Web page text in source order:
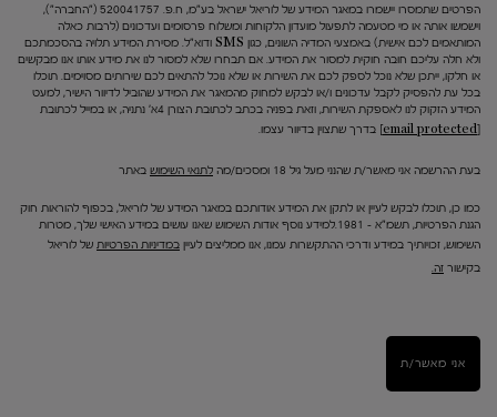
הפרטים שתמסרו יישמרו במאגר המידע של לוריאל ישראל בע"מ, ח.פ. 520041757 ("החברה"),
וישמשו אותה או מי מטעמה לתפעול מועדון הלקוחות ומשלוח פרסומים ועדכונים (לרבות כאלה
המותאמים לכם אישית) באמצעי המדיה השונים, כגון SMS ודוא"ל. מסירת המידע תלויה בהסכמתכם
ולא חלה עליכם חובה חוקית למסור את המידע. אם תבחרו שלא למסור לנו את מידע אותו אנו מבקשים
או חלקו, ייתכן שלא נוכל לספק לכם את השירות או שלא נוכל להתאים לכם שירותים מסוימים. תוכלו
בכל עת להפסיק לקבל עדכונים ו/או לבקש למחוק מהמאגר את המידע שהוביל לדיוור הישיר, למעט
המידע הזקוק לנו לאספקת השירות, וזאת בפניה בכתב לכתובת הצורן 4א' נתניה, או במייל לכתובת
[email protected]
בדרך שתצוין בדיוור עצמו.
בעת ההרשמה אני מאשר/ת שהנני מעל גיל 18 ומסכים/מה לתנאי השימוש באתר
כמו כן, תוכלו לבקש לעיין או לתקן את המידע אודותכם במאגר המידע של לוריאל, בכפוף להוראות חוק
הגנת הפרטיות, תשמ"א – 1981.למידע נוסף אודות השימוש שאנו עושים במידע האישי שלך, מטרות
השימוש, זכויותיך במידע ודרכי ההתקשרות עמנו, אנו ממליצים לעיין במדיניות הפרטיות של לוריאל
בקישור זה.
אני מאשר/ת